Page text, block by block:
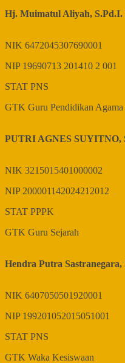
Hj. Muimatul Aliyah, S.Pd.I.
NIK 6472045307690001
NIP 19690713 201410 2 001
STAT PNS
GTK Guru Pendidikan
PUTRI AGNES SUYITNO,
NIK 3215015401000002
NIP 200001142024212012
STAT PPPK
GTK Guru Sejarah
Hendra Putra Sastranegara,
NIK 6407050501920001
NIP 199201052015051001
STAT PNS
GTK Waka Kesiswaan